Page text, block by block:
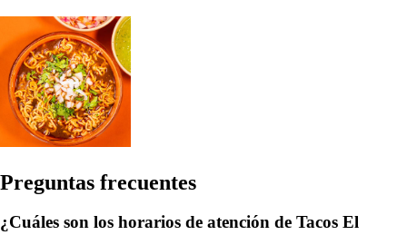
Preguntas frecuentes
¿Cuáles son los horarios de atención de Tacos El